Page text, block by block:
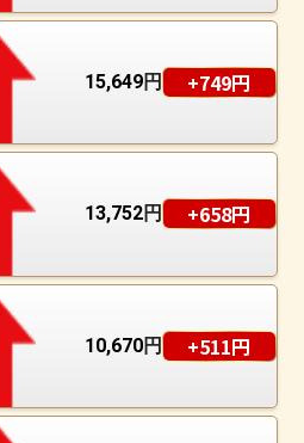
15,649円 +749円
13,752円 +658円
10,670円 +511円